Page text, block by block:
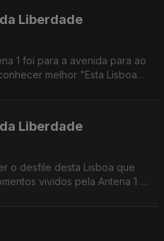
Liberdade
1 foi para a avenida para ao
melhor "Esta Lisboa
Liberdade
o desfile desta Lisboa que
vividos pela Antena 1 e